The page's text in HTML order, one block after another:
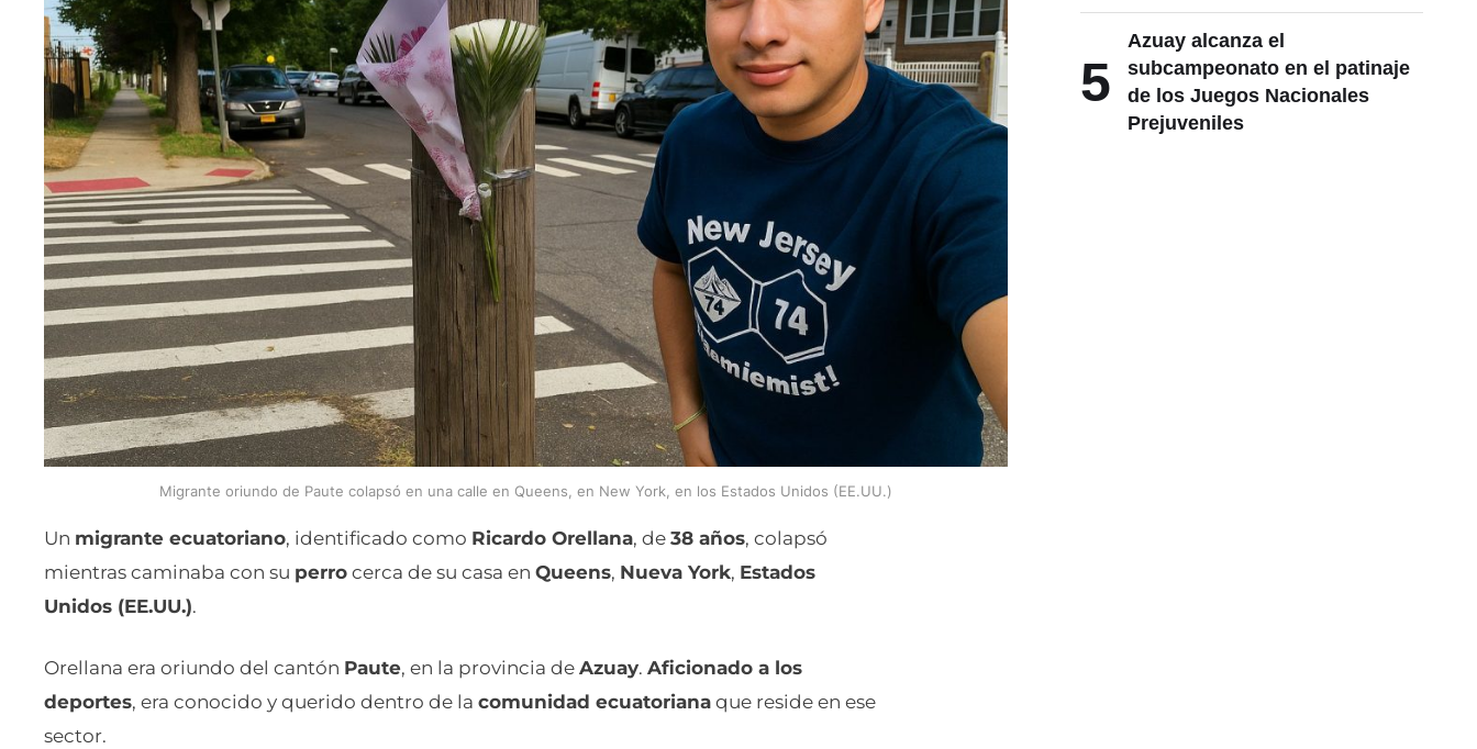
Migrante oriundo de Paute colapsó en una calle en Queens, en New York, en los Estados Unidos (EE.UU.)
Un migrante ecuatoriano, identificado como Ricardo Orellana, de 38 años, colapsó
mientras caminaba con su perro cerca de su casa en Queens, Nueva York, Estados
Unidos (EE.UU.).
Orellana era oriundo del cantón Paute, en la provincia de Azuay. Aficionado a los
deportes, era conocido y querido dentro de la comunidad ecuatoriana que reside en ese
sector.
5
Azuay alcanza el
subcampeonato en el patinaje
de los Juegos Nacionales
Prejuveniles